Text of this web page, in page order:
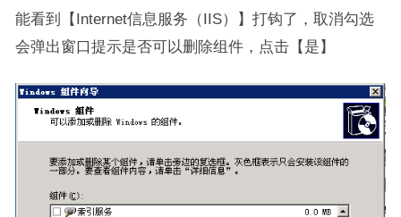
能看到【Internet信息服务（IIS）】打钩了，取消勾选
会弹出窗口提示是否可以删除组件，点击【是】